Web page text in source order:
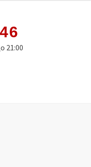
21:00